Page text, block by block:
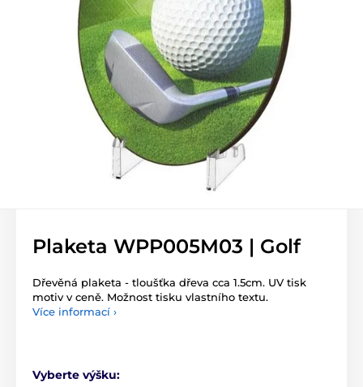
Plaketa WPP005M03 | Golf
Dřevěná plaketa - tloušťka dřeva cca 1.5cm. UV tisk
motiv v ceně. Možnost tisku vlastního textu.
Více informací ›
Vyberte výšku: